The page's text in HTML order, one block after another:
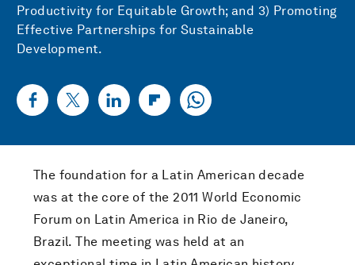
Productivity for Equitable Growth; and 3) Promoting
Effective Partnerships for Sustainable
Development.
The foundation for a Latin American decade
was at the core of the 2011 World Economic
Forum on Latin America in Rio de Janeiro,
Brazil. The meeting was held at an